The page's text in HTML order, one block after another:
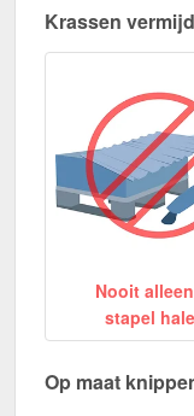
Krassen
Nooit
stapel
Op maat